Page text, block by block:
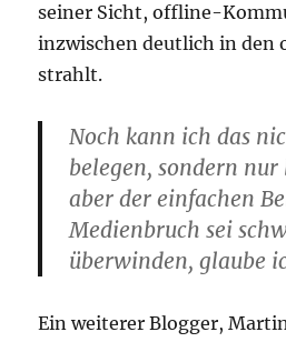
seiner Sicht, offline-
inzwischen deutlich in den
strahlt.
Noch kann ich das
belegen, sondern
aber der einfachen
Medienbruch sei
überwinden, glaube
Ein weiterer Blogger,